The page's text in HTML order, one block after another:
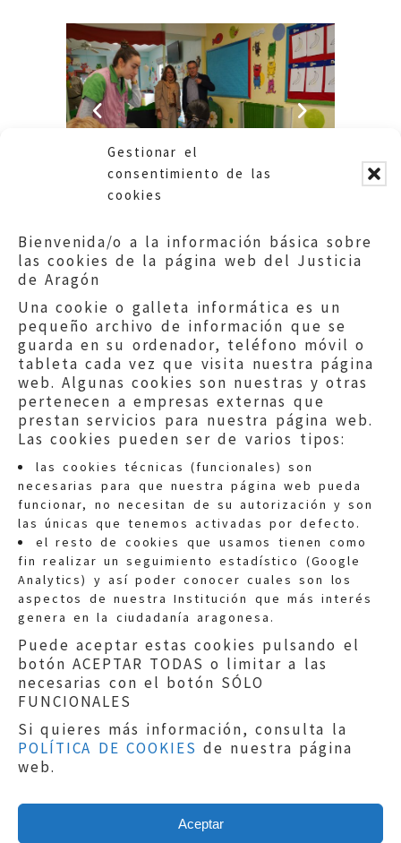
Gestionar el
consentimiento de las
cookies
Bienvenida/o a la información básica sobre
las cookies de la página web del Justicia
de Aragón
Una cookie o galleta informática es un
pequeño archivo de información que se
guarda en su ordenador, teléfono móvil o
tableta cada vez que visita nuestra página
web. Algunas cookies son nuestras y otras
pertenecen a empresas externas que
prestan servicios para nuestra página web.
Las cookies pueden ser de varios tipos:
las cookies técnicas (funcionales) son
necesarias para que nuestra página web pueda
funcionar, no necesitan de su autorización y son
las únicas que tenemos activadas por defecto.
el resto de cookies que usamos tienen como
fin realizar un seguimiento estadístico (Google
Analytics) y así poder conocer cuales son los
aspectos de nuestra Institución que más interés
genera en la ciudadanía aragonesa.
Puede aceptar estas cookies pulsando el
botón ACEPTAR TODAS o limitar a las
necesarias con el botón SÓLO
FUNCIONALES
Si quieres más información, consulta la
POLÍTICA DE COOKIES de nuestra página
web.
Aceptar
Quejas:quejas@eljusticiadearagon.es
Información general:
informacion@eljusticiadearagon.es
Teléfonos:900 210 210/
Aviso legal|Política de privacidad|
Protección de Datos
Política de cookies